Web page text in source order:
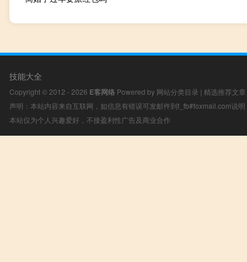
技能大全
Copyright © 2012 - 2026 E客网络 Powered by 网站分类目录 | 精选推荐文章
声明：本站内容来自互联网，如信息有错误可发邮件到f_fb#foxmail.com说
本站仅为个人兴趣爱好，不接盈利性广告及商业合作